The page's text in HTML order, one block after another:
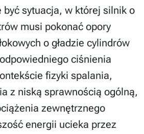
być sytuacja, w której silnik o
musi pokonać opory
o gładzie cylindrów
ciśnienia
fizyki spalania,
z niską sprawnością ogólną,
zewnętrznego
energii ucieka przez